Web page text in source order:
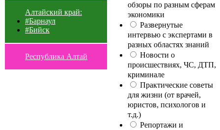
Алтайский край:
#Барнаул
#Бийск
Республика Алтай
обзоры по разным сферам
экономики
Развернутые
интервью с экспертами в
разных областях знаний
Новости о
происшествиях, ЧС, ДТП,
криминале
Практические советы
для жизни (от врачей,
юристов, психологов и
т.д.)
Репортажи и